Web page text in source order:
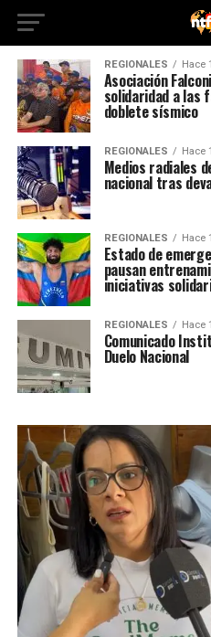
REGIONALES Hace
Asociación
solidaridad a las
doblete sísmico
REGIONALES Hace
Medios radiales
nacional tras
REGIONALES Hace
Estado de
pausan
iniciativas
REGIONALES Hace
Comunicado
Duelo Nacional